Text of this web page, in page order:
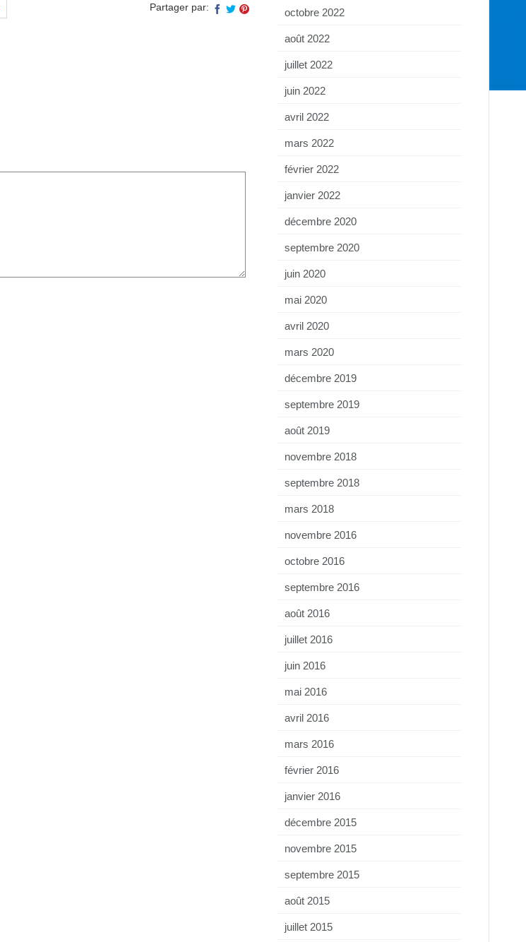
Partager par: octobre 2022
août 2022
juillet 2022
juin 2022
avril 2022
mars 2022
février 2022
janvier 2022
décembre 2020
septembre 2020
juin 2020
mai 2020
avril 2020
mars 2020
décembre 2019
septembre 2019
août 2019
novembre 2018
septembre 2018
mars 2018
novembre 2016
octobre 2016
septembre 2016
août 2016
juillet 2016
juin 2016
mai 2016
avril 2016
mars 2016
février 2016
janvier 2016
décembre 2015
novembre 2015
septembre 2015
août 2015
juillet 2015